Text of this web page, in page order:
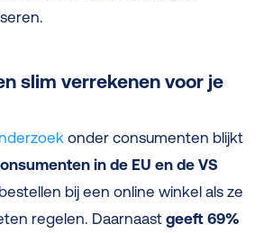
slim verrekenen voor je
onder consumenten blijkt
in de EU en de VS
bij een online winkel als ze
regelen. Daarnaast geeft 69%